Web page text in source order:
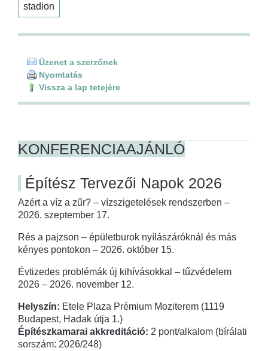
stadion
Üzenet a szerzőnek
Nyomtatás
Vissza a lap tetejére
KONFERENCIAAJÁNLÓ
Építész Tervezői Napok 2026
Azért a víz a zűr? – vízszigetelések rendszerben –
2026. szeptember 17.
Rés a pajzson – épületburok nyílászáróknál és más
kényes pontokon – 2026. október 15.
Évtizedes problémák új kihívásokkal – tűzvédelem
2026 – 2026. november 12.
Helyszín: Etele Plaza Prémium Moziterem (1119
Budapest, Hadak útja 1.)
Építészkamarai akkreditáció: 2 pont/alkalom (bírálati
sorszám: 2026/248)